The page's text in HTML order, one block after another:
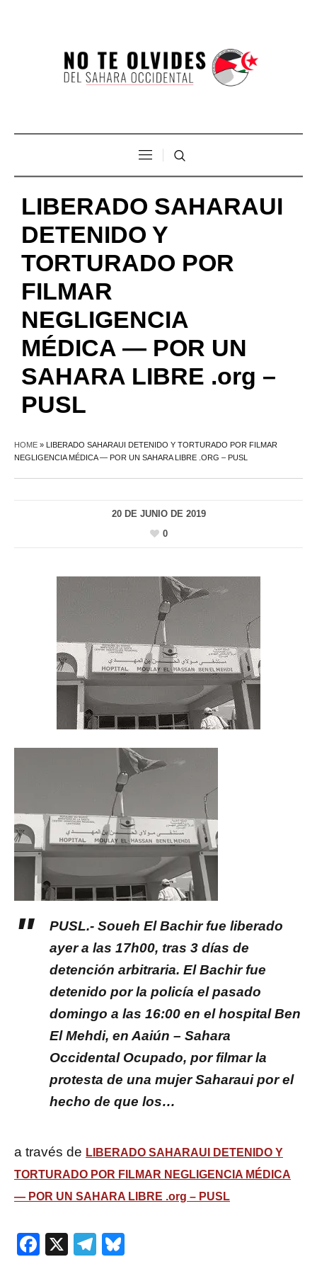
LIBERADO SAHARAUI
DETENIDO Y
TORTURADO POR
FILMAR
NEGLIGENCIA
MÉDICA — POR UN
SAHARA LIBRE .org –
PUSL
HOME » LIBERADO SAHARAUI DETENIDO Y TORTURADO POR FILMAR
NEGLIGENCIA MÉDICA — POR UN SAHARA LIBRE .ORG – PUSL
20 DE JUNIO DE 2019
0
PUSL.- Soueh El Bachir fue liberado
ayer a las 17h00, tras 3 días de
detención arbitraria. El Bachir fue
detenido por la policía el pasado
domingo a las 16:00 en el hospital Ben
El Mehdi, en Aaiún – Sahara
Occidental Ocupado, por filmar la
protesta de una mujer Saharaui por el
hecho de que los…
a través de LIBERADO SAHARAUI DETENIDO Y
TORTURADO POR FILMAR NEGLIGENCIA MÉDICA
— POR UN SAHARA LIBRE .org – PUSL
Facebook
X Telegram